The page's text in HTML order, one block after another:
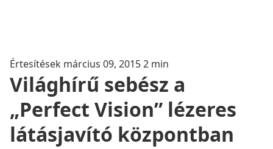
Értesítések március 09, 20152 min
Világhírű sebész a
„Perfect Vision” lézeres
látásjavító központban